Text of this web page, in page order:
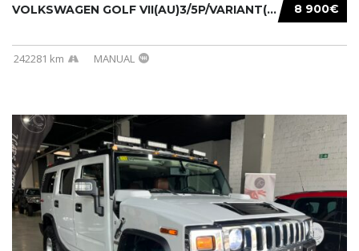
8 900€
VOLKSWAGEN GOLF VII(AU)3/5P/VARIANT(12-16 20...
242281 km MANUAL